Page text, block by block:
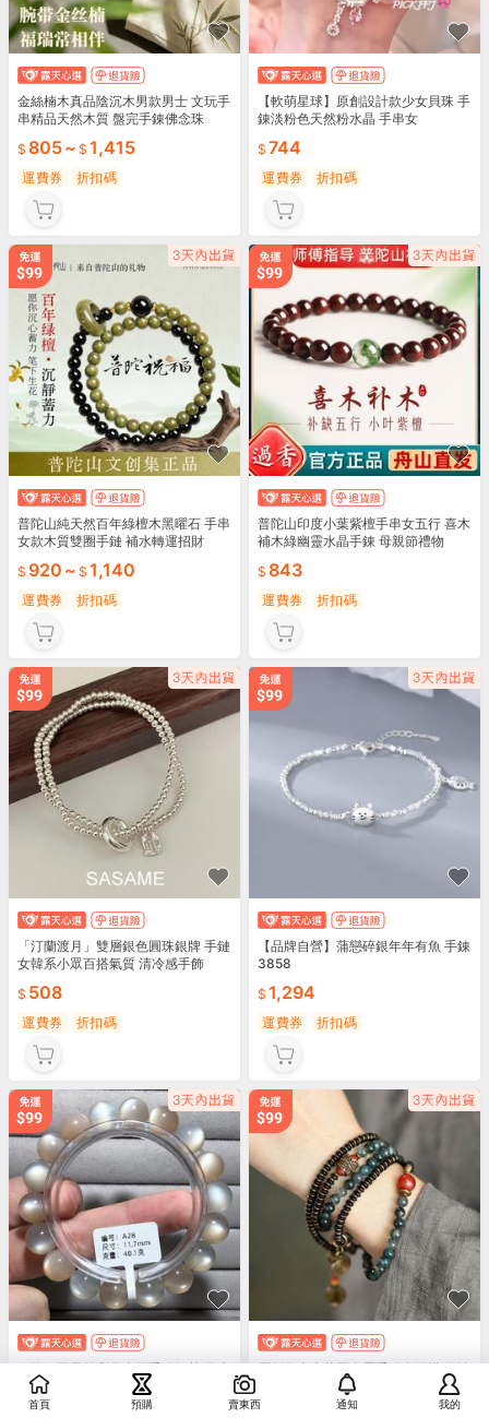
金絲楠木真品陰沉木男款男士 文玩手
串精品天然木質 盤完手錬佛念珠
805~ 1,415
運費券 折扣碼
【軟萌星球】原創設計款少女貝珠 手
錬淡粉色天然粉水晶 手串女
744
運費券 折扣碼
普陀山純天然百年綠檀木黑曜石 手串
女款木質雙圈手鏈 補水轉運招財
920 ~ 1,140
運費券 折扣碼
普陀山印度小葉紫檀手串女五行 喜木
補木綠幽靈水晶手錬 母親節禮物
843
運費券 折扣碼
「汀蘭渡月」雙層銀色圓珠銀牌 手鏈
女韓系小眾百搭氣質 清冷感手飾
508
運費券 折扣碼
【品牌自營】蒲戀碎銀年年有魚 手錬
3858
1,294
運費券 折扣碼
一物一圖天然彩月光石手錬奶茶 月光
手串顯白冷白光飾品 禮物送閨蜜
原創復古水草圓多層手錬女混搭 個性
手串文藝民族風手飾
首頁 預購 賣東西 通知 我的